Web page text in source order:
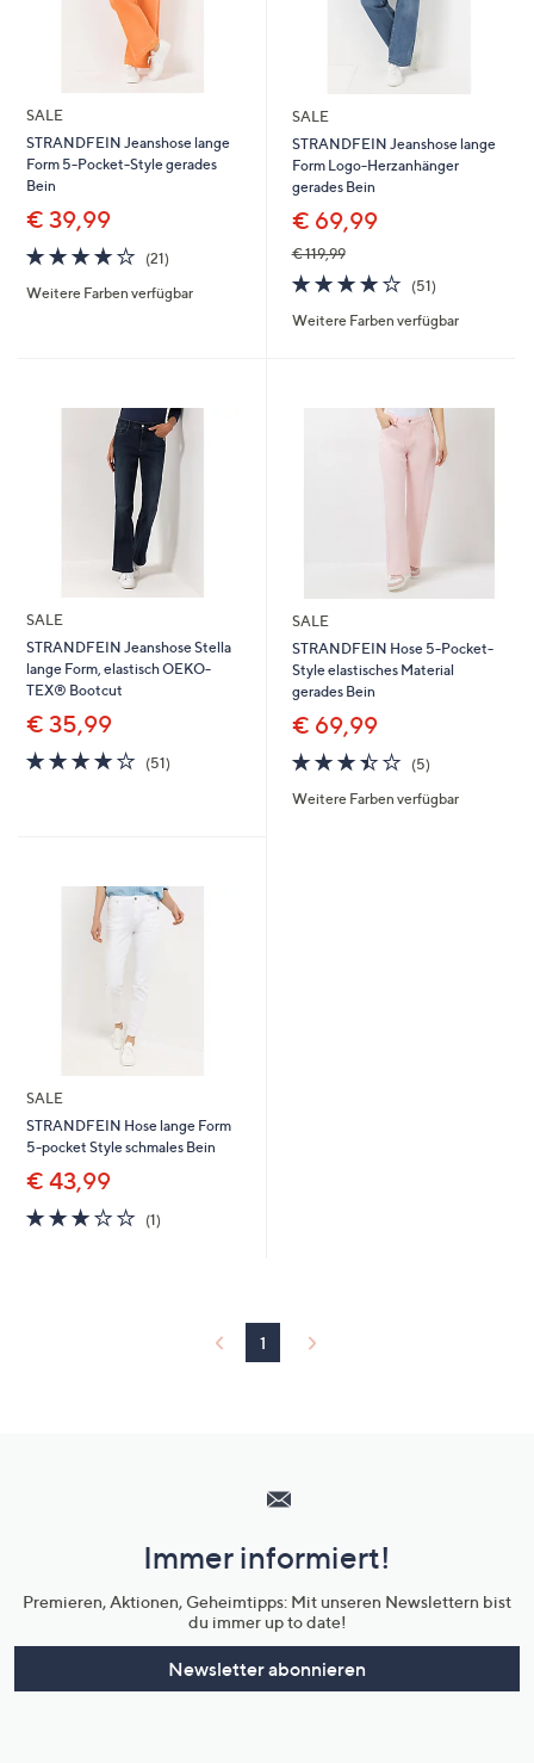
SALE
STRANDFEIN Jeanshose lange
Form 5-Pocket-Style gerades
Bein
€ 39,99
4.1
von
5
(21)
Weitere Farben verfügbar
SALE
STRANDFEIN Jeanshose lange
Form Logo-Herzanhänger
gerades Bein
€ 69,99
€ 119,99
4.1
von
5
(51)
Weitere Farben verfügbar
SALE
STRANDFEIN Jeanshose Stella
lange Form, elastisch OEKO-
TEX® Bootcut
€ 35,99
4.1
von
(51)
SALE
STRANDFEIN Hose 5-Pocket-
Style elastisches Material
gerades Bein
€ 69,99
3.4
von
5
(5)
Weitere Farben verfügbar
SALE
STRANDFEIN Hose lange Form
5-pocket Style schmales Bein
€ 43,99
3.0
von
(1)
1
Unternehmensinformationen
Immer informiert!
Premieren, Aktionen, Geheimtipps: Mit unseren Newslettern bist
du immer up to date!
Newsletter abonnieren